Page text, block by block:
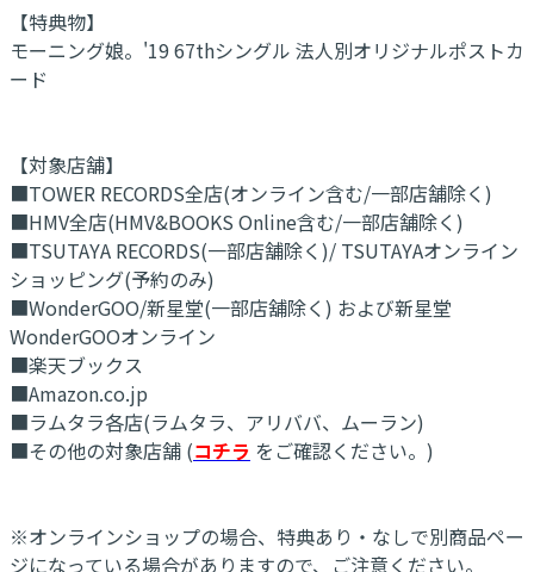
【特典物】
モーニング娘。'19 67thシングル 法人別オリジナルポストカ
ード
【対象店舗】
■TOWER RECORDS全店(オンライン含む/一部店舗除く)
■HMV全店(HMV&BOOKS Online含む/一部店舗除く)
■TSUTAYA RECORDS(一部店舗除く)/ TSUTAYAオンライン
ショッピング(予約のみ)
■WonderGOO/新星堂(一部店舖除く) および新星堂
WonderGOOオンライン
■楽天ブックス
■Amazon.co.jp
■ラムタラ各店(ラムタラ、アリババ、ムーラン)
■その他の対象店舗 (コチラ をご確認ください。)
※オンラインショップの場合、特典あり・なしで別商品ペー
ジになっている場合がありますので、ご注意ください。